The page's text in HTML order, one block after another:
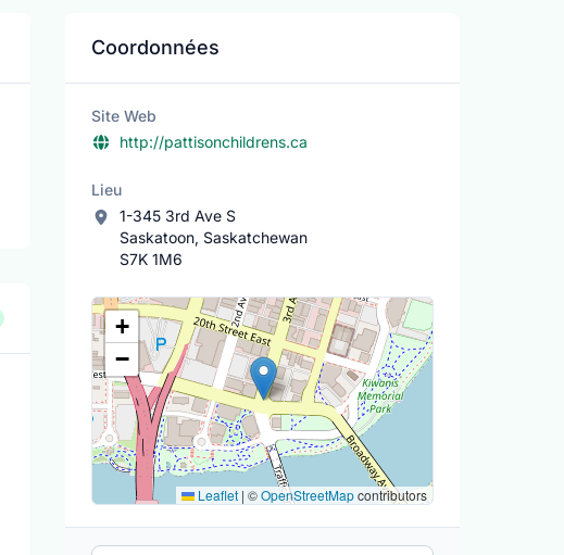
Coordonnées
Site Web
http://pattisonchildrens.ca
Lieu
1-345 3rd Ave S
Saskatoon, Saskatchewan
S7K 1M6
Lieu
+
−
Leaflet | ©OpenStreetMapcontributors